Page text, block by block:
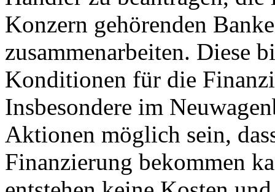
Konzern gehörenden
zusammenarbeiten. Diese
Konditionen für die
Insbesondere im
Aktionen möglich sein,
Finanzierung bekommen